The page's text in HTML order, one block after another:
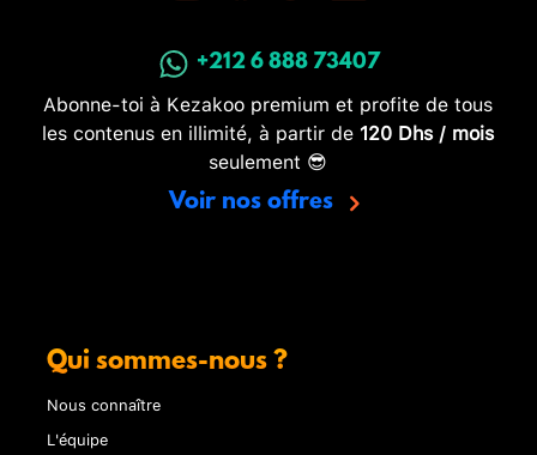
+212 6 888 73407
Abonne-toi à Kezakoo premium et profite de tous
les contenus en illimité, à partir de 120 Dhs / mois
seulement 😎
Voir nos offres
Qui sommes-nous ?
Nous connaître
L'équipe